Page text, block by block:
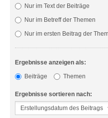
Nur im Text der Beiträge
Nur im Betreff der Themen
Nur im ersten Beitrag der
Ergebnisse anzeigen als:
Beiträge
Themen
Ergebnisse sortieren nach: